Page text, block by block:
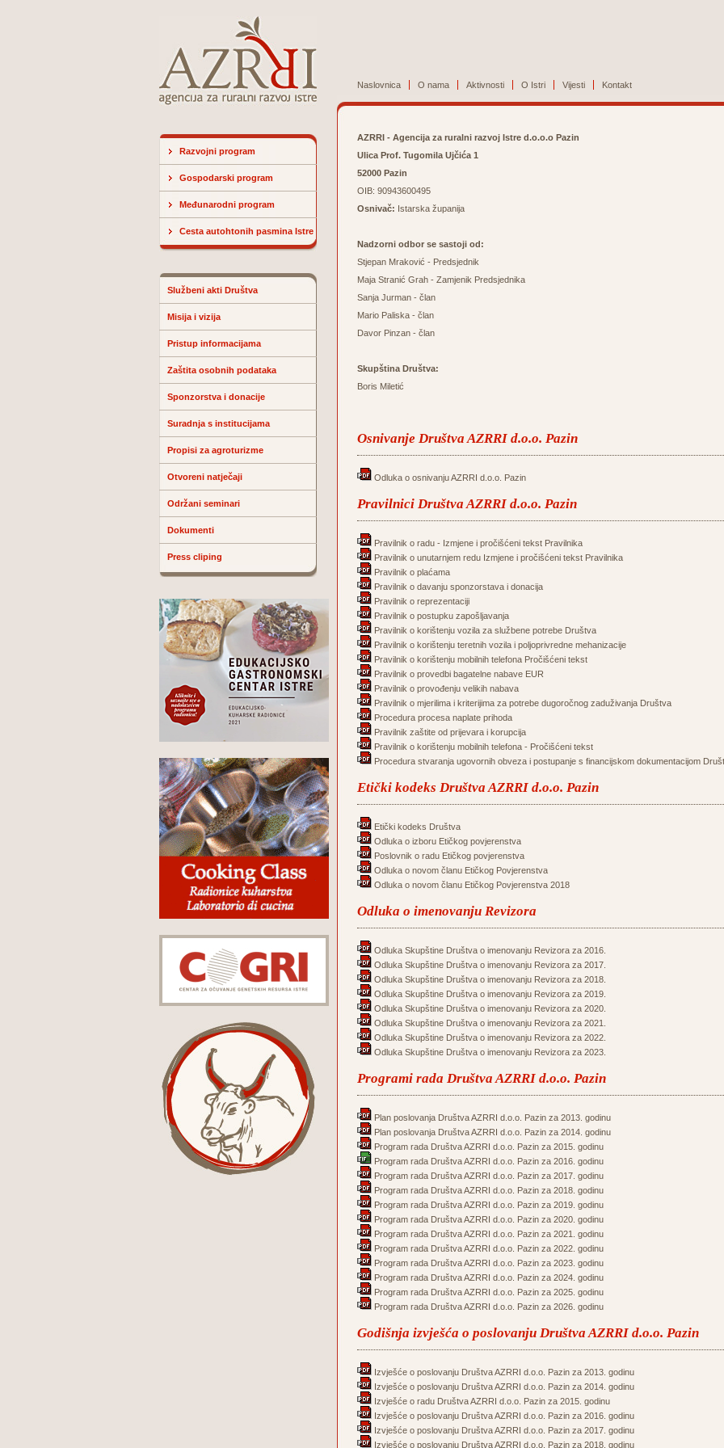
Naslovnica O nama Aktivnosti O Istri Vijesti Kontakt
Razvojni program
Gospodarski program
Međunarodni program
Cesta autohtonih pasmina Istre
Službeni akti Društva
Misija i vizija
Pristup informacijama
Zaštita osobnih podataka
Sponzorstva i donacije
Suradnja s institucijama
Propisi za agroturizme
Otvoreni natječaji
Održani seminari
Dokumenti
Press cliping
AZRRI - Agencija za ruralni razvoj Istre d.o.o.o Pazin
Ulica Prof. Tugomila Ujčića 1
52000 Pazin
OIB: 90943600495
Osnivač: Istarska županija
Nadzorni odbor se sastoji od:
Stjepan Mraković - Predsjednik
Maja Stranić Grah - Zamjenik Predsjednika
Sanja Jurman - član
Mario Paliska - član
Davor Pinzan - član
Skupština Društva:
Boris Miletić
Osnivanje Društva AZRRI d.o.o. Pazin
Odluka o osnivanju AZRRI d.o.o. Pazin
Pravilnici Društva AZRRI d.o.o. Pazin
Pravilnik o radu - Izmjene i pročišćeni tekst Pravilnika
Pravilnik o unutarnjem redu Izmjene i pročišćeni tekst Pravilnika
Pravilnik o plaćama
Pravilnik o davanju sponzorstava i donacija
Pravilnik o reprezentaciji
Pravilnik o postupku zapošljavanja
Pravilnik o korištenju vozila za službene potrebe Društva
Pravilnik o korištenju teretnih vozila i poljoprivredne mehanizacije
Pravilnik o korištenju mobilnih telefona Pročišćeni tekst
Pravilnik o provedbi bagatelne nabave EUR
Pravilnik o provođenju velikih nabava
Pravilnik o mjerilima i kriterijima za potrebe dugoročnog zaduživanja Društva
Procedura procesa naplate prihoda
Pravilnik zaštite od prijevara i korupcija
Pravilnik o korištenju mobilnih telefona - Pročišćeni tekst
Procedura stvaranja ugovornih obveza i postupanje s financijskom dokumentacijom
Etički kodeks Društva AZRRI d.o.o. Pazin
Etički kodeks Društva
Odluka o izboru Etičkog povjerenstva
Poslovnik o radu Etičkog povjerenstva
Odluka o novom članu Etičkog Povjerenstva
Odluka o novom članu Etičkog Povjerenstva 2018
Odluka o imenovanju Revizora
Odluka Skupštine Društva o imenovanju Revizora za 2016.
Odluka Skupštine Društva o imenovanju Revizora za 2017.
Odluka Skupštine Društva o imenovanju Revizora za 2018.
Odluka Skupštine Društva o imenovanju Revizora za 2019.
Odluka Skupštine Društva o imenovanju Revizora za 2020.
Odluka Skupštine Društva o imenovanju Revizora za 2021.
Odluka Skupštine Društva o imenovanju Revizora za 2022.
Odluka Skupštine Društva o imenovanju Revizora za 2023.
Programi rada Društva AZRRI d.o.o. Pazin
Plan poslovanja Društva AZRRI d.o.o. Pazin za 2013. godinu
Plan poslovanja Društva AZRRI d.o.o. Pazin za 2014. godinu
Program rada Društva AZRRI d.o.o. Pazin za 2015. godinu
Program rada Društva AZRRI d.o.o. Pazin za 2016. godinu
Program rada Društva AZRRI d.o.o. Pazin za 2017. godinu
Program rada Društva AZRRI d.o.o. Pazin za 2018. godinu
Program rada Društva AZRRI d.o.o. Pazin za 2019. godinu
Program rada Društva AZRRI d.o.o. Pazin za 2020. godinu
Program rada Društva AZRRI d.o.o. Pazin za 2021. godinu
Program rada Društva AZRRI d.o.o. Pazin za 2022. godinu
Program rada Društva AZRRI d.o.o. Pazin za 2023. godinu
Program rada Društva AZRRI d.o.o. Pazin za 2024. godinu
Program rada Društva AZRRI d.o.o. Pazin za 2025. godinu
Program rada Društva AZRRI d.o.o. Pazin za 2026. godinu
Godišnja izvješća o poslovanju Društva AZRRI d.o.o. Pazin
Izvješće o poslovanju Društva AZRRI d.o.o. Pazin za 2013. godinu
Izvješće o poslovanju Društva AZRRI d.o.o. Pazin za 2014. godinu
Izvješće o radu Društva AZRRI d.o.o. Pazin za 2015. godinu
Izvješće o poslovanju Društva AZRRI d.o.o. Pazin za 2016. godinu
Izvješće o poslovanju Društva AZRRI d.o.o. Pazin za 2017. godinu
Izvješće o poslovanju Društva AZRRI d.o.o. Pazin za 2018. godinu